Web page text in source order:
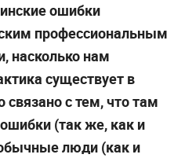
ошибки
профессиональным
насколько нам
существует в
связано с тем, что там
(так же, как и
люди (как и